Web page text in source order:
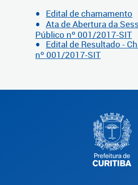
Edital de chamamento
Ata de Abertura da
Público nº 001/2017-SIT
Edital de Resultado -
nº 001/2017-SIT